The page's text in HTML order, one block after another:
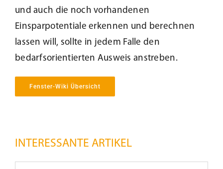
und auch die noch vorhandenen
Einsparpotentiale erkennen und berechnen
lassen will, sollte in jedem Falle den
bedarfsorientierten Ausweis anstreben.
Fenster-Wiki Übersicht
INTERESSANTE ARTIKEL